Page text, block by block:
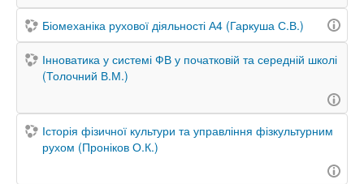
Біомеханіка рухової діяльності А4 (Гаркуша С.В.)
Інноватика у системі ФВ у початковій та середній школі
(Толочний В.М.)
Історія фізичної культури та управління фізкультурним
рухом (Проніков О.К.)